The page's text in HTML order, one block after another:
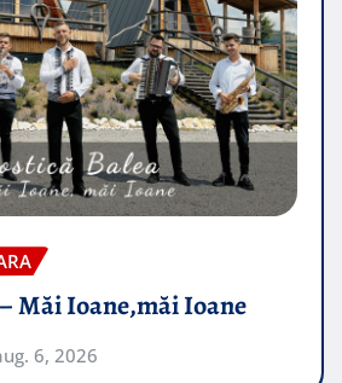
Măi Ioane,măi Ioane
6, 2026